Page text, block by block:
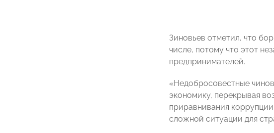
Зиновьев отметил, что
числе, потому что этот
предпринимателей.
«Недобросовестные
экономику, перекрывая
приравнивания
сложной ситуации для